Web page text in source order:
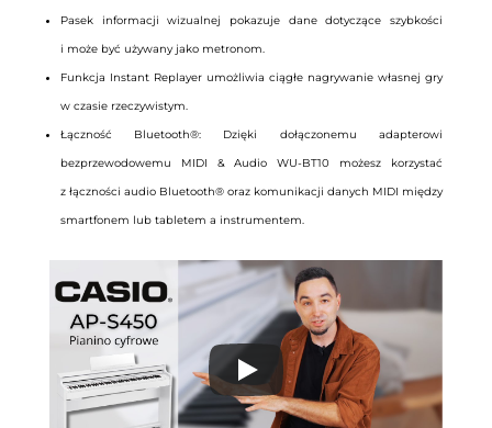
Pasek informacji wizualnej pokazuje dane dotyczące szybkości
i może być używany jako metronom.
Funkcja Instant Replayer umożliwia ciągłe nagrywanie własnej gry
w czasie rzeczywistym.
Łączność Bluetooth®: Dzięki dołączonemu adapterowi
bezprzewodowemu MIDI & Audio WU-BT10 możesz korzystać
z łączności audio Bluetooth® oraz komunikacji danych MIDI między
smartfonem lub tabletem a instrumentem.